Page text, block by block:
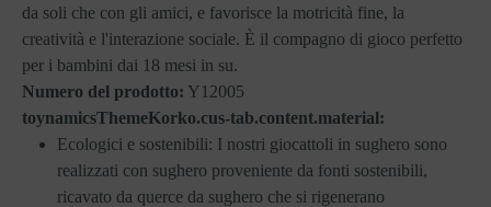
da soli che con gli amici, e favorisce la motricità fine, la
creatività e l'interazione sociale. È il compagno di gioco perfetto
per i bambini dai 18 mesi in su.
Numero del prodotto: Y12005
toynamicsThemeKorko.cus-tab.content.material:
Ecologici e sostenibili: I nostri giocattoli in sughero sono
realizzati con sughero proveniente da fonti sostenibili,
ricavato da querce da sughero che si rigenerano